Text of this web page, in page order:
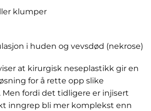
klumper
i huden og vevsdød (nekrose)
at kirurgisk neseplastikk gir en
for å rette opp slike
Men fordi det tidligere er injisert
inngrep bli mer komplekst enn